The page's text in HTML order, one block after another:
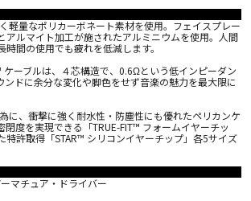
軽量なポリカーボネート素材を使用。フェイスプレー
アルマイト加工が施されたアルミニウムを使用。人間
間の使用でも疲れを低減します。
ーブルは、４芯構造で、0.6Ωという低インピーダン
ンドに余分な変化や脚色をせず音楽の魅力を最大限に
に、衝撃に強く耐水性・防塵性にも優れたペリカンケ
閉度を実現できる「TRUE-FIT™ フォームイヤーチッ
特許取得「STAR™ シリコンイヤーチップ」各5サイズ
マチュア・ドライバー